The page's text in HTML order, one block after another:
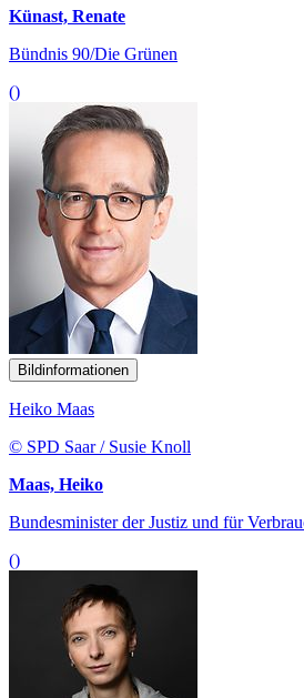
Künast, Renate
Bündnis 90/Die Grünen
()
Bildinformationen
Heiko Maas
© SPD Saar / Susie Knoll
Maas, Heiko
Bundesminister der Justiz und für
()